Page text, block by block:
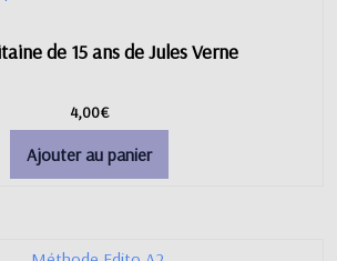
de 15 ans de Jules Verne
4,00€
Ajouter au panier